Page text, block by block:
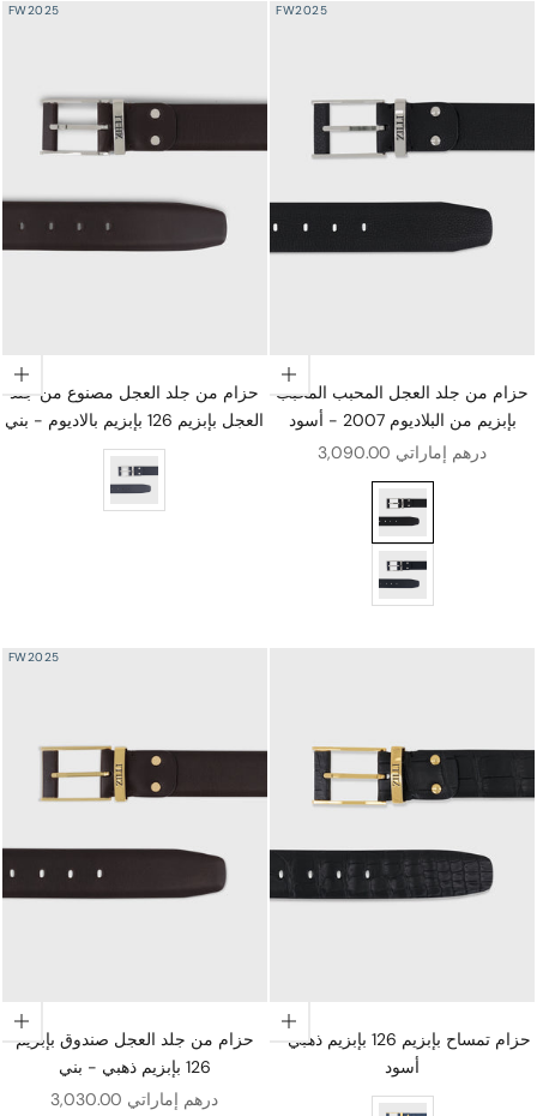
FW2025
اختيار الخيارات
حزام من جلد العجل مصنوع من جلد
العجل بإبزيم 126 بإبزيم بالاديوم - بني
بلمسة نهائية من البلاديوم ومشبك 126 - أزرق داكن
FW2025
اختيار الخيارات
حزام من جلد العجل المحبب المحبب
بإبزيم من البلاديوم 2007 - أسود
سعر البيع
3,090.00 درهم إماراتي
FW2025
اختيار الخيارات
حزام من جلد العجل صندوق بإبزيم
126 بإبزيم ذهبي - بني
سعر البيع
3,030.00 درهم إماراتي
اختيار الخيارات
حزام تمساح بإبزيم 126 بإبزيم ذهبي -
أسود